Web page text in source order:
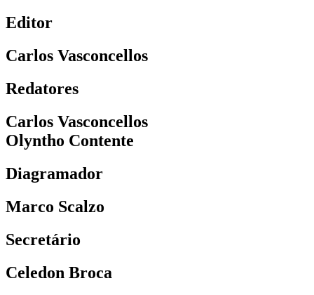
Editor
Carlos Vasconcellos
Redatores
Carlos Vasconcellos
Olyntho Contente
Diagramador
Marco Scalzo
Secretário
Celedon Broca